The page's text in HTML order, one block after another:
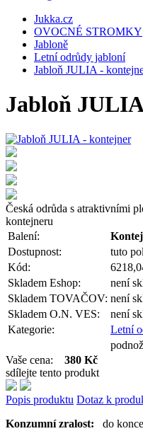
Jukka.cz
OVOCNÉ STROMKY
Jabloně
Letní odrůdy jabloní
Jabloň JULIA -
Jabloň
Česká odrůda s atraktivními
kontejneru
Balení:
Dostupnost:
tuto
Kód:
Skladem Eshop:
není
Skladem TOVAČOV: není
Skladem O.N. VES:
není
Kategorie:
Letní
Vaše cena: 380 Kč
sdílejte tento produkt
Popis produktu Dotaz k
Konzumní zralost: do